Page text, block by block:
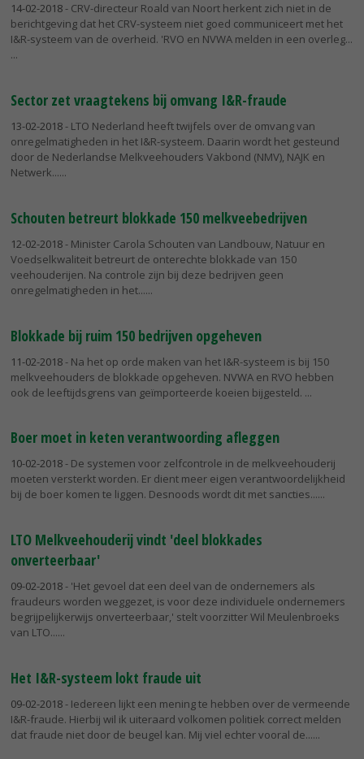
14-02-2018- CRV-directeur Roald van Noort herkent zich niet in de
berichtgeving dat het CRV-systeem niet goed communiceert met het
I&R-systeem van de overheid. 'RVO en NVWA melden in een overleg...
Sector zet vraagtekens bij omvang I&R-fraude
13-02-2018- LTO Nederland heeft twijfels over de omvang van
onregelmatigheden in het I&R-systeem. Daarin wordt het gesteund
door de Nederlandse Melkveehouders Vakbond (NMV), NAJK en
Netwerk...
Schouten betreurt blokkade 150 melkveebedrijven
12-02-2018- Minister Carola Schouten van Landbouw, Natuur en
Voedselkwaliteit betreurt de onterechte blokkade van 150
veehouderijen. Na controle zijn bij deze bedrijven geen
onregelmatigheden in het...
Blokkade bij ruim 150 bedrijven opgeheven
11-02-2018- Na het op orde maken van het I&R-systeem is bij 150
melkveehouders de blokkade opgeheven. NVWA en RVO hebben
ook de leeftijdsgrens van geïmporteerde koeien bijgesteld.
Boer moet in keten verantwoording afleggen
10-02-2018- De systemen voor zelfcontrole in de melkveehouderij
moeten versterkt worden. Er dient meer eigen verantwoordelijkheid
bij de boer komen te liggen. Desnoods wordt dit met sancties...
LTO Melkveehouderij vindt 'deel blokkades
onverteerbaar'
09-02-2018- 'Het gevoel dat een deel van de ondernemers als
fraudeurs worden weggezet, is voor deze individuele ondernemers
begrijpelijkerwijs onverteerbaar,' stelt voorzitter Wil Meulenbroeks
van LTO...
Het I&R-systeem lokt fraude uit
09-02-2018- Iedereen lijkt een mening te hebben over de vermeende
I&R-fraude. Hierbij wil ik uiteraard volkomen politiek correct melden
dat fraude niet door de beugel kan. Mij viel echter vooral de...